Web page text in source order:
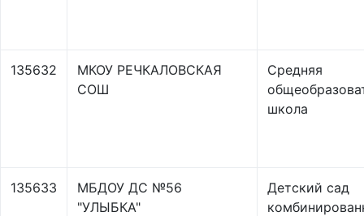
135632
МКОУ РЕЧКАЛОВСКАЯ
СОШ
Средняя
школа
135633
МБДОУ ДС №56
"УЛЫБКА"
Детский сад